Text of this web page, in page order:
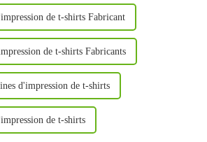
de t-shirts Fabricant
de t-shirts Fabricants
d'impression de t-shirts
de t-shirts